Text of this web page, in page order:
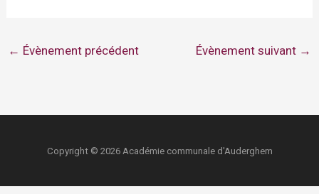
← Évènement précédent Évènement suivant →
Copyright © 2026 Académie communale d'Auderghem